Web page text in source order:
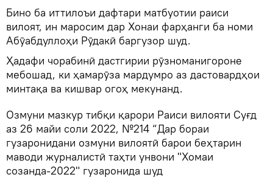
Бино ба иттилоъи дафтари матбуотии раиси
вилоят, ин маросим дар Хонаи фарҳанги ба номи
Абӯабдуллоҳи Рӯдакӣ баргузор шуд.
Ҳадафи чорабинӣ дастгирии рӯзноманигороне
мебошад, ки ҳамарӯза мардумро аз дастовардҳои
минтақа ва кишвар огоҳ мекунанд.
Озмуни мазкур тибқи қарори Раиси вилояти Суғд
аз 26 майи соли 2022, №214 “Дар бораи
гузаронидани озмуни вилоятӣ барои беҳтарин
маводи журналистӣ таҳти унвони "Хомаи
созанда-2022" гузаронида шуд